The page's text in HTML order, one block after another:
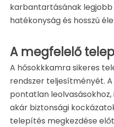
karbantartásának
hatékonyság és hosszú
A megfelelő
A hősokkkamra sikeres
rendszer teljesítményét.
pontatlan
akár biztonsági
telepítés megkezdése